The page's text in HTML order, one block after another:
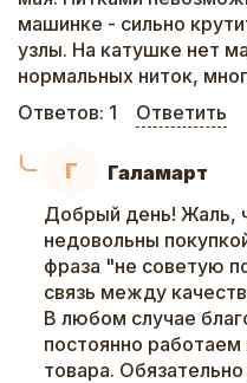
машинке - сильно
узлы. На катушке нет
нормальных ниток,
Ответов: 1 Ответить
Г Галамарт
Добрый день! Жаль,
недовольны
фраза "не советую
связь между
В любом случае
постоянно
товара.